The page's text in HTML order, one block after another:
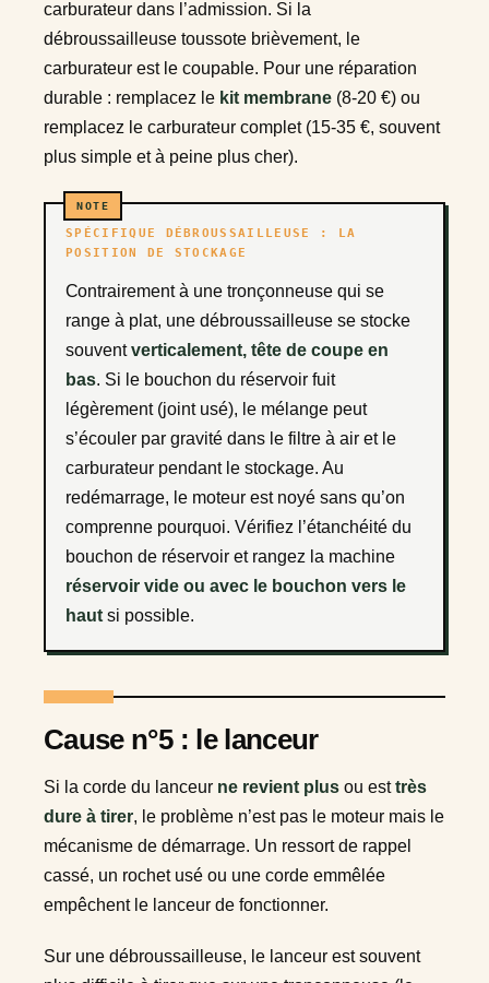
carburateur dans l’admission. Si la
débroussailleuse toussote brièvement, le
carburateur est le coupable. Pour une réparation
durable : remplacez le kit membrane (8-20 €) ou
remplacez le carburateur complet (15-35 €, souvent
plus simple et à peine plus cher).
SPÉCIFIQUE DÉBROUSSAILLEUSE : LA
POSITION DE STOCKAGE
Contrairement à une tronçonneuse qui se
range à plat, une débroussailleuse se stocke
souventverticalement, tête de coupe en
bas. Si le bouchon du réservoir fuit
légèrement (joint usé), le mélange peut
s’écouler par gravité dans le filtre à air et le
carburateur pendant le stockage. Au
redémarrage, le moteur est noyé sans qu’on
comprenne pourquoi. Vérifiez l’étanchéité du
bouchon de réservoir et rangez la machine
réservoir vide ou avec le bouchon vers le
haut si possible.
Cause n°5 : le lanceur
Si la corde du lanceur ne revient plus ou esttrès
dure à tirer, le problème n’est pas le moteur mais le
mécanisme de démarrage. Un ressort de rappel
cassé, un rochet usé ou une corde emmêlée
empêchent le lanceur de fonctionner.
Sur une débroussailleuse, le lanceur est souvent